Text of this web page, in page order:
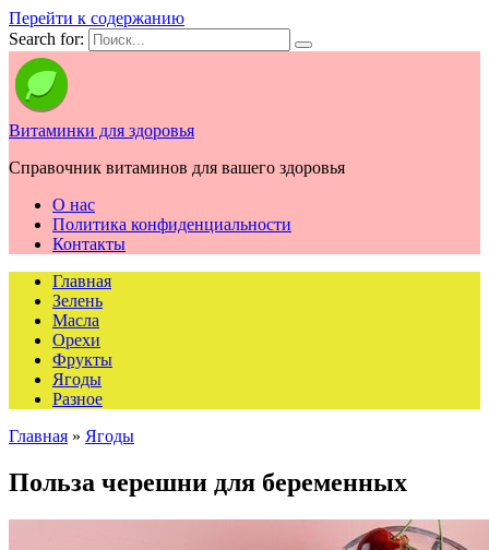
Перейти к содержанию
Search for:
Витаминки для здоровья
Справочник витаминов для вашего здоровья
О нас
Политика конфиденциальности
Контакты
Главная
Зелень
Масла
Орехи
Фрукты
Ягоды
Разное
Главная » Ягоды
Польза черешни для беременных